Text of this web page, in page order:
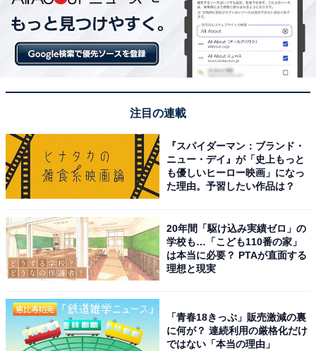
連する資格を取得したり、副業で経験を積んだりするこ
とも検討してみてください。
いずれの場合も、地元にどんな仕事があるのかしっかり
い」という場合は、現職のままUターンできないかを会
社と相談するのも1つの手です。リモートワークや地方
拠点への異動など、会社が柔軟な働き方を検討してくれ
人事担当者や直属の上司に、まずは正直な気持ちを伝え
てみましょう。「前例がないから無理」と諦める前に、
まずは対話の機会を持つことが大切です。
注目の連載
『スパイダーマン：ブランド・
ニュー・デイ』が「史上もっと
も優しいヒーロー映画」になっ
た理由。予習したい作品は？
20年間「駆け込み実績ゼロ」の
学校も…「こども110番の家」
は本当に必要？ PTAが直面する
理想と現実
「青春18きっぷ」販売激減の裏
に何が？ 連続利用の厳格化だけ
ではない「本当の理由」